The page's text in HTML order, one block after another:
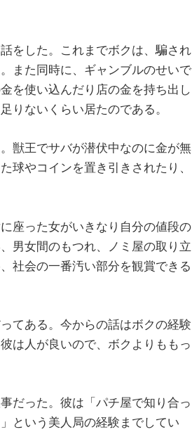
をした。これまでボクは、騙され
また同時に、ギャンブルのせいで
を使い込んだり店の金を持ち出し
りないくらい居たのである。
獣王でサバが潜伏中なのに金が無
球やコインを置き引きされたり、
座った女がいきなり自分の値段の
男女間のもつれ、ノミ屋の取り立
社会の一番汚い部分を観賞できる
てある。今からの話はボクの経験
は人が良いので、ボクよりももっ
だった。彼は「パチ屋で知り合っ
という美人局の経験までしてい